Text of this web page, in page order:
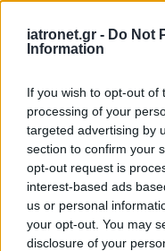
iatronet.gr - Do Not
Information
If you wish to opt-out of
processing of your
targeted advertising by
section to confirm your
opt-out request is
interest-based ads
us or personal
your opt-out. You may
disclosure of your